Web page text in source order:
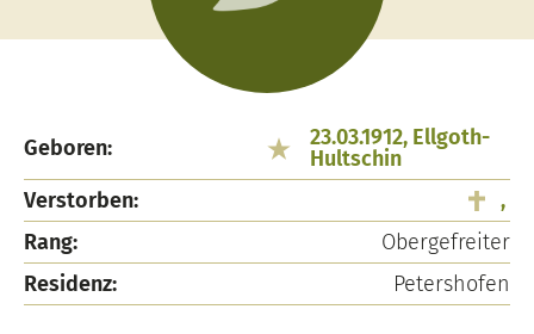
Geboren:
23.03.1912, Ellgoth-
Hultschin
Verstorben:
,
Rang:
Obergefreiter
Residenz:
Petershofen